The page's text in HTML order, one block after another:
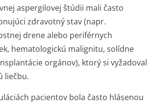
aspergilovej štúdii mali často
zdravotný stav (napr.
drene alebo periférnych
hematologickú malignitu, solídne
orgánov), ktorý si vyžadoval
liečbu.
pacientov bola často hlásenou